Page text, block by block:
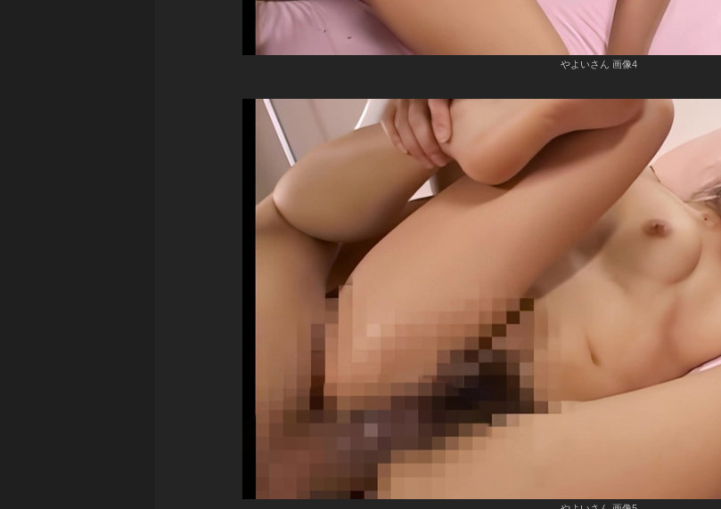
やよいさん 画像4